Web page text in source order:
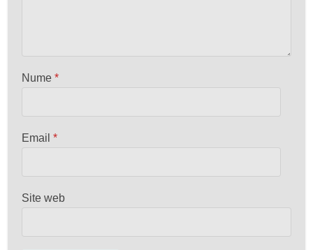
Nume*
Email*
Site web